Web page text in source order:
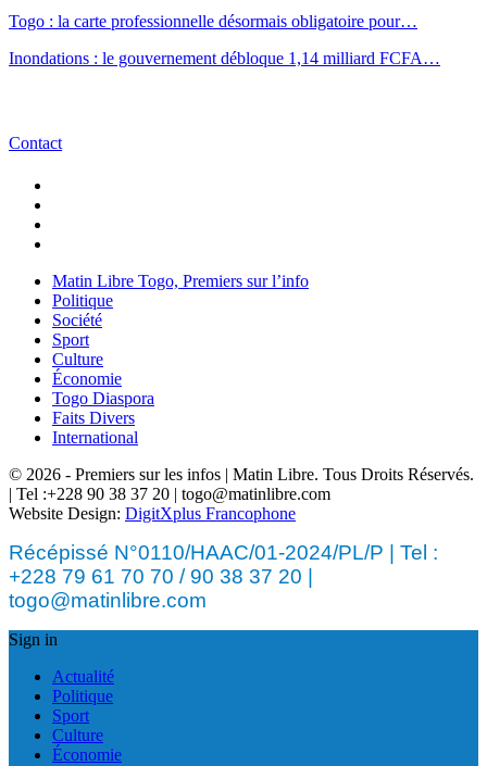
Togo : la carte professionnelle désormais obligatoire pour…
Inondations : le gouvernement débloque 1,14 milliard FCFA…
Contact
Matin Libre Togo, Premiers sur l’info
Politique
Société
Sport
Culture
Économie
Togo Diaspora
Faits Divers
International
© 2026 - Premiers sur les infos | Matin Libre. Tous Droits Réservés.
| Tel :+228 90 38 37 20 | togo@matinlibre.com
Website Design: DigitXplus Francophone
Récépissé N°0110/HAAC/01-2024/PL/P | Tel :
+228 79 61 70 70 / 90 38 37 20 |
togo@matinlibre.com
Sign in
Actualité
Politique
Sport
Culture
Économie